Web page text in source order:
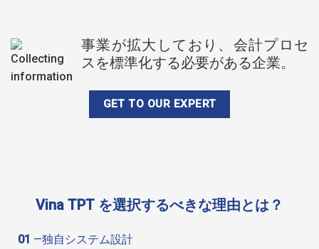
事業が拡大しており、会計プロセ
スを標準化する必要がある企業。
GET TO OUR EXPERT
Vina TPT を選択するべきな理由とは？
01 —独自システム設計